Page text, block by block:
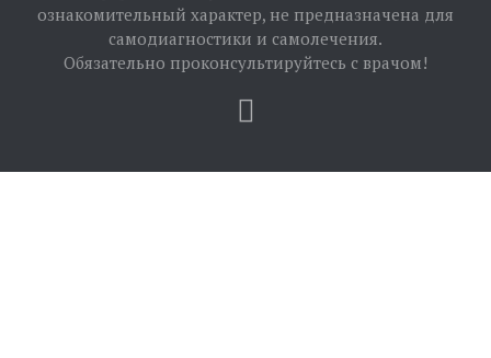
ознакомительный характер, не предназначена для
самодиагностики и самолечения.
Обязательно проконсультируйтесь с врачом!